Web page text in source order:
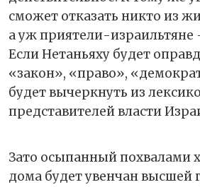
сможет отказать никто из
а уж приятели-израильтяне
Если Нетаньяху будет
«закон», «право»,
будет вычеркнуть из
представителей власти
Зато осыпанный похвалами
дома будет увенчан высшей